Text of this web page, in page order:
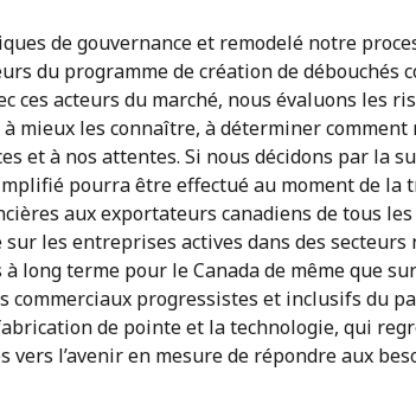
de gouvernance et remodelé notre
du programme de création de débouchés
ces acteurs du marché, nous évaluons les
mieux les connaître, à déterminer
et à nos attentes. Si nous décidons par la
pourra être effectué au moment de la
aux exportateurs canadiens de tous
les entreprises actives dans des secteurs
long terme pour le Canada de même que
progressistes et inclusifs du
de pointe et la technologie, qui
l’avenir en mesure de répondre aux